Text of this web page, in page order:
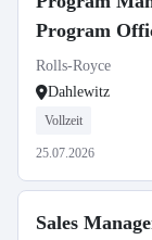
Program
Rolls-Royce
Dahlewitz
Vollzeit
25.07.2026
Sales